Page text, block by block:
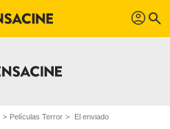
profil search
Películas Terror El enviado